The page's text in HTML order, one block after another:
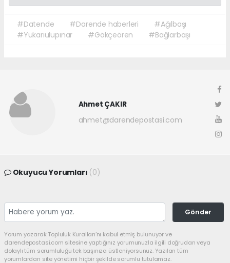
#Datende #Darende haberleri
#Ağılbaşı
#Yukarıulupınar
#Gökçeören #Bağlarbaşı
Ahmet ÇAKIR
ahmet@darendepostasi.com
Okuyucu Yorumları (0)
Gönder
Yorum yazarak Topluluk Kuralları’nı kabul etmiş bulunuyor ve
darendepostasi.com sitesine yaptığınız yorumunuzla ilgili doğrudan veya
dolaylı tüm sorumluluğu tek başınıza üstleniyorsunuz. Yazılan tüm
yorumlardan site yönetimi hiçbir şekilde sorumlu tutulamaz.